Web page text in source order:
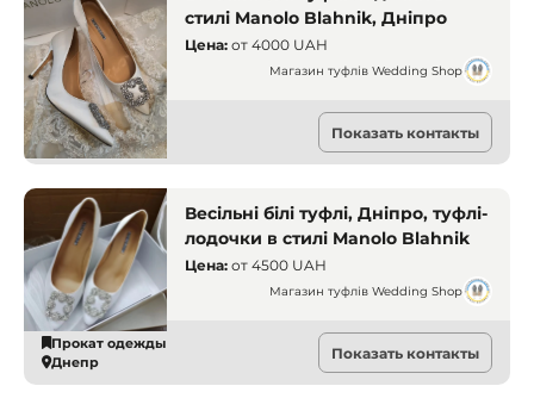
стилі Manolo Blahnik, Дніпро
Цена: от 4000 UAH
Магазин туфлів Wedding Shop
Прокат одежды
Днепр
Показать контакты
Весільні білі туфлі, Дніпро, туфлі-
лодочки в стилі Manolo Blahnik
Цена: от 4500 UAH
Магазин туфлів Wedding Shop
Прокат одежды
Днепр
Показать контакты